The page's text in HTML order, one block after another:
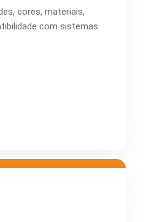
cores, materiais,
com sistemas